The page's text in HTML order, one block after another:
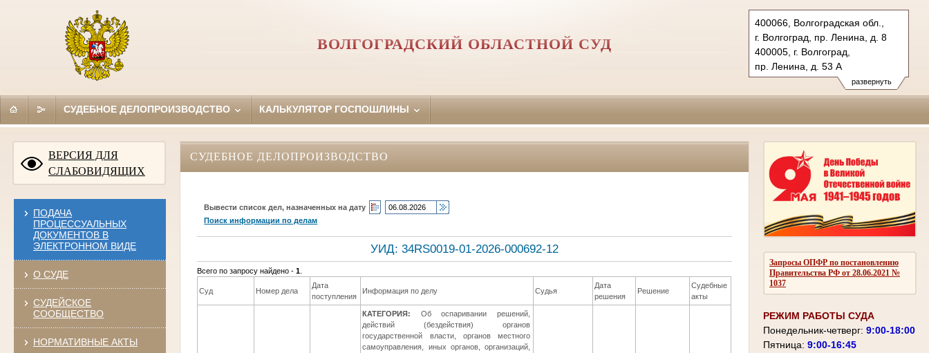
развернуть
400066, Волгоградская обл.,
г. Волгоград, пр. Ленина, д. 8
400005, г. Волгоград,
пр. Ленина, д. 53 А
Тел.: (8442) 38-21-98, 23-87-44
oblsud.vol@sudrf.ru
ВОЛГОГРАДСКИЙ ОБЛАСТНОЙ СУД
СУДЕБНОЕ ДЕЛОПРОИЗВОДСТВО КАЛЬКУЛЯТОР ГОСПОШЛИНЫ
ВЕРСИЯ ДЛЯ
СЛАБОВИДЯЩИХ
ПОДАЧА
ПРОЦЕССУАЛЬНЫХ
ДОКУМЕНТОВ В
ЭЛЕКТРОННОМ ВИДЕ
О СУДЕ
СУДЕЙСКОЕ
СООБЩЕСТВО
НОРМАТИВНЫЕ АКТЫ
Запросы ОПФР по постановлению
Правительства РФ от 28.06.2021 №
1037
РЕЖИМ РАБОТЫ СУДА
Понедельник-четверг: 9:00-18:00
Пятница: 9:00-16:45
СУДЕБНОЕ ДЕЛОПРОИЗВОДСТВО
Вывести список дел, назначенных на дату
Поиск информации по делам
УИД: 34RS0019-01-2026-000692-12
Всего по запросу найдено -1
Суд Номер дела
Дата
поступления
Информация по делу Судья
Дата
решения
Решение
Судебные
акты
КАТЕГОРИЯ: Об оспаривании решений,
действий (бездействия) органов
государственной власти, органов местного
самоуправления, иных органов, организаций,